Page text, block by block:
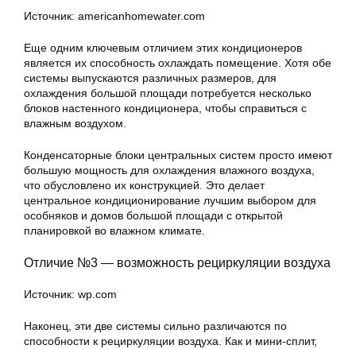
Источник: americanhomewater.com
Еще одним ключевым отличием этих кондиционеров
является их способность охлаждать помещение. Хотя обе
системы выпускаются различных размеров, для
охлаждения большой площади потребуется несколько
блоков настенного кондиционера, чтобы справиться с
влажным воздухом.
Конденсаторные блоки центральных систем просто имеют
большую мощность для охлаждения влажного воздуха,
что обусловлено их конструкцией. Это делает
центральное кондиционирование лучшим выбором для
особняков и домов большой площади с открытой
планировкой во влажном климате.
Отличие №3 — возможность рециркуляции воздуха
Источник: wp.com
Наконец, эти две системы сильно различаются по
способности к рециркуляции воздуха. Как и мини-сплит,